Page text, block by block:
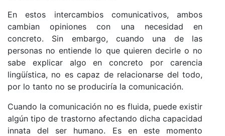
En estos intercambios comunicativos, ambos
cambian opiniones con una necesidad en
concreto. Sin embargo, cuando una de las
personas no entiende lo que quieren decirle o no
sabe explicar algo en concreto por carencia
lingüística, no es capaz de relacionarse del todo,
por lo tanto no se produciría la comunicación.
Cuando la comunicación no es fluida, puede existir
algún tipo de trastorno afectando dicha capacidad
innata del ser humano. Es en este momento